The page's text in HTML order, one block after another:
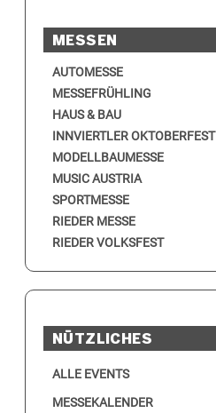
MESSEN
AUTOMESSE
MESSEFRÜHLING
HAUS & BAU
INNVIERTLER OKTOBERFEST
MODELLBAUMESSE
MUSIC AUSTRIA
SPORTMESSE
RIEDER MESSE
RIEDER VOLKSFEST
NÜTZLICHES
ALLE EVENTS
MESSEKALENDER